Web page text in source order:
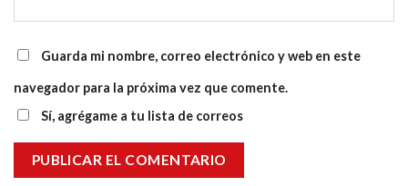
Guarda mi nombre, correo electrónico y web en este
navegador para la próxima vez que comente.
Sí, agrégame a tu lista de correos